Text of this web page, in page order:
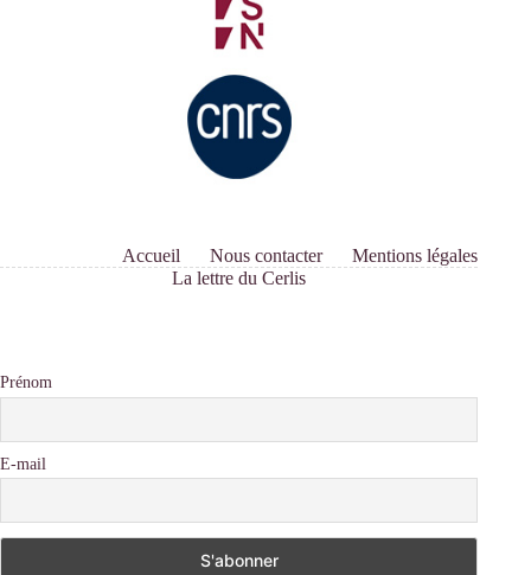
Accueil Nous contacter
Mentions légales
La lettre du Cerlis
Prénom
E-mail